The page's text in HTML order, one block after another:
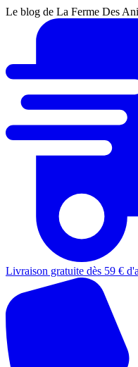
Le blog de La Ferme Des
Livraison gratuite dès 59 €